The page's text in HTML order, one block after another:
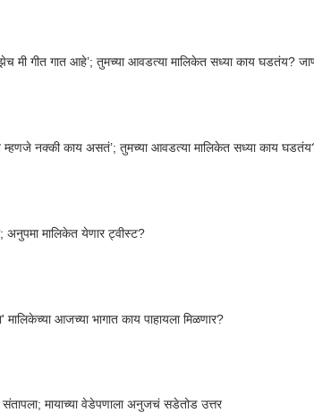
काय करते !' ते 'तुझेच मी गीत गात आहे’; तुमच्या आवडत्या मालिकेत सध्या काय घडतंय?
नक्की काय असतं’; तुमच्या आवडत्या मालिकेत सध्या काय घडतंय?
अनुपमा मालिकेत येणार ट्वीस्ट?
मालिकेच्या आजच्या भागात काय पाहायला मिळणार?
मायाच्या वेडेपणाला अनुजचं सडेतोड उत्तर